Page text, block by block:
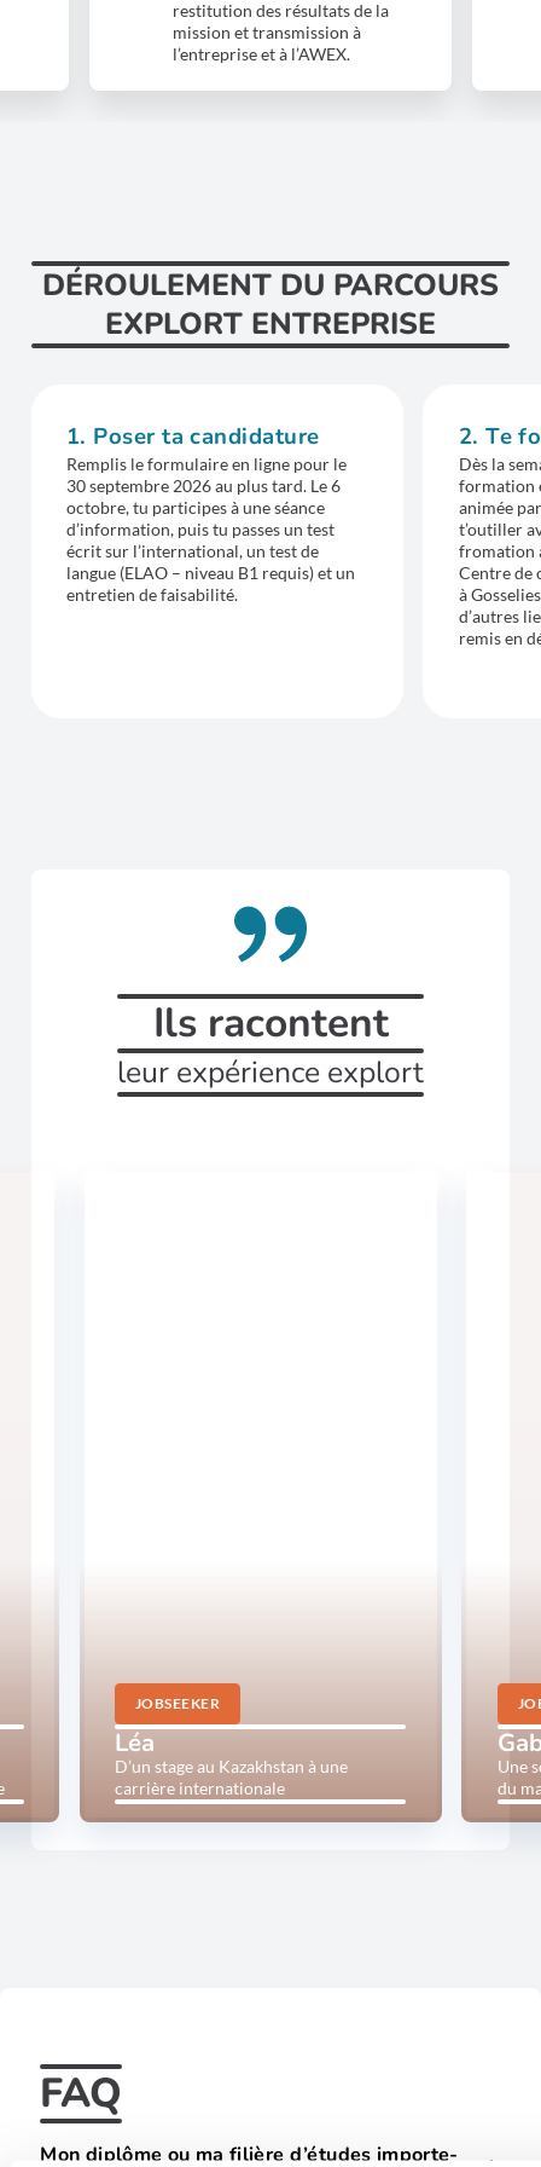
restitution des résultats de la
mission et transmission à
l’entreprise et à l’AWEX.
DÉROULEMENT DU PARCOURS
EXPLORT ENTREPRISE
1. Poser ta candidature
Remplis le formulaire en ligne pour le
30 septembre 2026 au plus tard. Le 6
octobre, tu participes à une séance
d’information, puis tu passes un test
écrit sur l’international, un test de
langue (ELAO – niveau B1 requis) et un
entretien de faisabilité.
2. Te
Dès la
formation
animée
t’outiller
fromation
Centre de
à
d’autres
remis en
Ils racontent
leur expérience explort
JOBSEEKER
Léa
D’un stage au Kazakhstan à une
carrière internationale
CARRIÈRE
INTERNATIONALE
Une
du
MARCHÉ
FAQ
Mon diplôme ou ma filière d’études importe-